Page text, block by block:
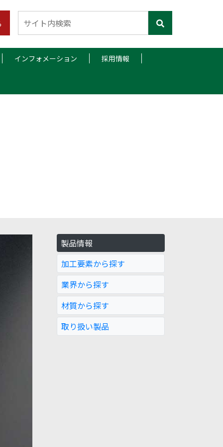
インフォメーション 採用情報
製品情報
加工要素から探す
業界から探す
材質から探す
取り扱い製品